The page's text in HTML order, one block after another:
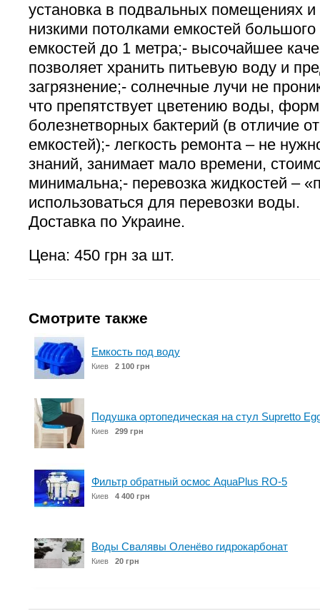
установка в подвальных помещениях
низкими потолками емкостей
емкостей до 1 метра;- высочайшее
позволяет хранить питьевую воду и
загрязнение;- солнечные лучи не
что препятствует цветению воды,
болезнетворных бактерий (в отличие
емкостей);- легкость ремонта – не
знаний, занимает мало времени,
минимальна;- перевозка жидкостей –
использоваться для перевозки воды.
Доставка по Украине.
Цена: 450 грн за шт.
Смотрите также
Емкость под воду
Киев 2 100 грн
Подушка ортопедическая на стул Supretto
Киев 299 грн
Фильтр обратный осмос AquaPlus RO-5
Киев 4 400 грн
Воды Свалявы Оленёво гидрокарбонат
Киев 20 грн